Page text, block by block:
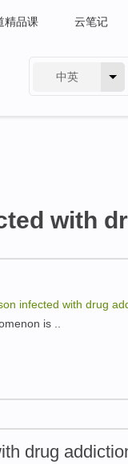
精品课 云笔记
中英
with
infected with drug
is ..
drug